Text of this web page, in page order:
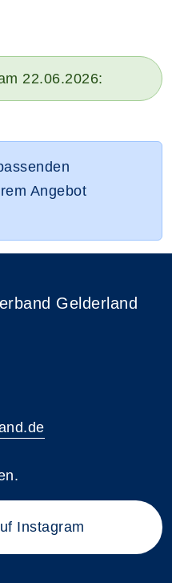
22.06.2026:
Angebot
Gelderland
Instagram